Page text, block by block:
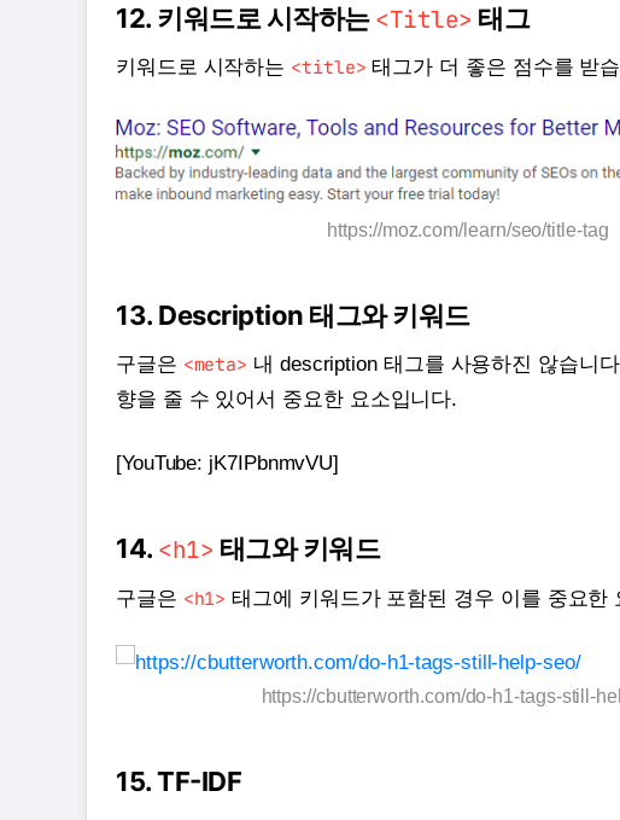
12. 키워드로 시작하는<Title> 태그
키워드로 시작하는 <title> 태그가 더 좋은 점수를 받
https://moz.com/learn/seo/title-tag
13. Description 태그와 키워드
구글은 <meta> 내 description 태그를 사용하진 않습니
향을 줄 수 있어서 중요한 요소입니다.
[YouTube: jK7IPbnmvVU]
14. <h1> 태그와 키워드
구글은 <h1> 태그에 키워드가 포함된 경우 이를 중요한
https://cbutterworth.com/do-h1-tags-still-
15. TF-IDF